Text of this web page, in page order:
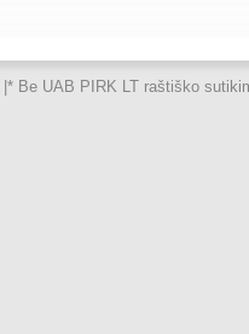
* Be UAB PIRK LT raštiško